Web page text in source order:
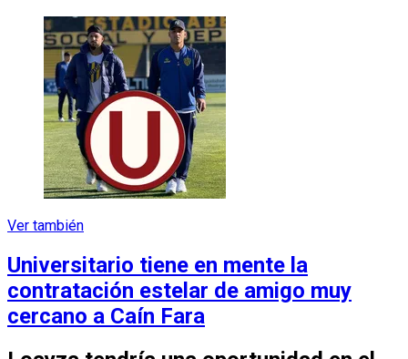
Ver también
Universitario tiene en mente la
contratación estelar de amigo muy
cercano a Caín Fara